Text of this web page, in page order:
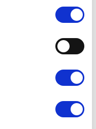
alaspäin tai
koko kilpailuun,